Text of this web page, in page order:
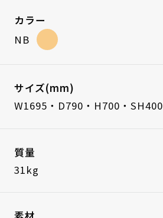
カラー
NB
サイズ(mm)
W1695・D790・H700・SH400
質量
31kg